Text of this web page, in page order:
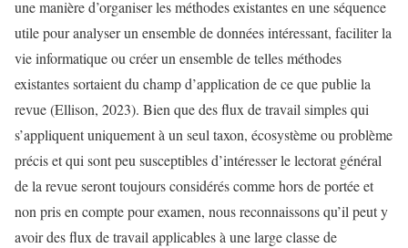
une manière d’organiser les méthodes existantes en une séquence
utile pour analyser un ensemble de données intéressant, faciliter la
vie informatique ou créer un ensemble de telles méthodes
existantes sortaient du champ d’application de ce que publie la
revue (Ellison, 2023). Bien que des flux de travail simples qui
s’appliquent uniquement à un seul taxon, écosystème ou problème
précis et qui sont peu susceptibles d’intéresser le lectorat général
de la revue seront toujours considérés comme hors de portée et
non pris en compte pour examen, nous reconnaissons qu’il peut y
avoir des flux de travail applicables à une large classe de